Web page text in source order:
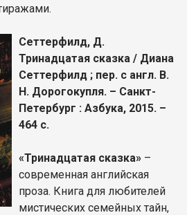
Сеттерфилд, Д.
Тринадцатая сказка / Диана
Сеттерфилд ; пер. с англ. В.
Н. Дорогокупля. – Санкт-
Петербург : Азбука, 2015. –
464 с.
«Тринадцатая сказка» –
современная английская
проза. Книга для любителей
мистических семейных тайн,